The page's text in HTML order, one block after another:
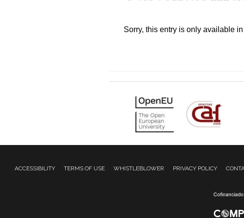
Sorry, this entry is only available in
ACCESSIBILITY TERMS OF USE WHISTLEBLOWER PRIVACY POLICY